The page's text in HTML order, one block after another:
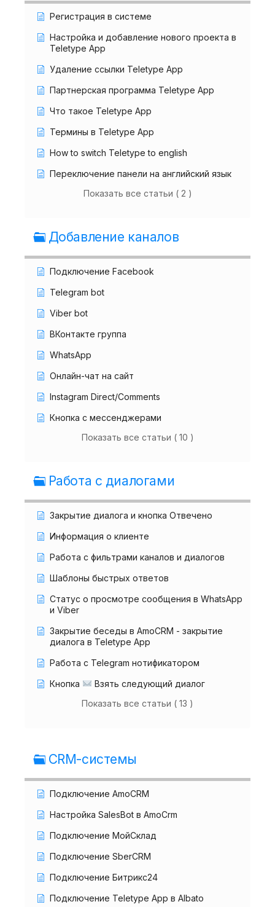
Регистрация в системе
Настройка и добавление нового проекта в
Teletype App
Удаление ссылки Teletype App
Партнерская программа Teletype App
Что такое Teletype App
Термины в Teletype App
How to switch Teletype to english
Переключение панели на английский язык
Показать все статьи ( 2 )
Добавление каналов
Подключение Facebook
Telegram bot
Viber bot
ВКонтакте группа
WhatsApp
Онлайн-чат на сайт
Instagram Direct/Comments
Кнопка с мессенджерами
Показать все статьи ( 10 )
Работа с диалогами
Закрытие диалога и кнопка Отвечено
Информация о клиенте
Работа с фильтрами каналов и диалогов
Шаблоны быстрых ответов
Статус о просмотре сообщения в WhatsApp
и Viber
Закрытие беседы в AmoCRM - закрытие
диалога в Teletype App
Работа с Telegram нотификатором
Кнопка
Взять следующий диалог
Показать все статьи ( 13 )
CRM-системы
Подключение AmoCRM
Настройка SalesBot в AmoCrm
Подключение МойСклад
Подключение SberCRM
Подключение Битрикс24
Подключение Teletype App в Albato